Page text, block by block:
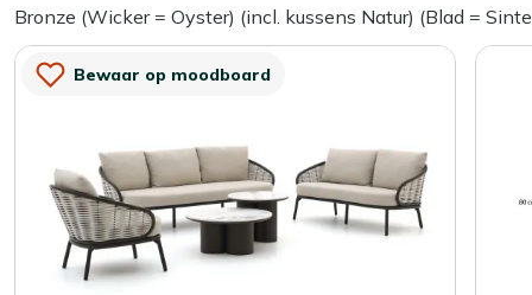
Bronze (Wicker = Oyster) (incl. kussens Natur) (Blad =
Bewaar op moodboard